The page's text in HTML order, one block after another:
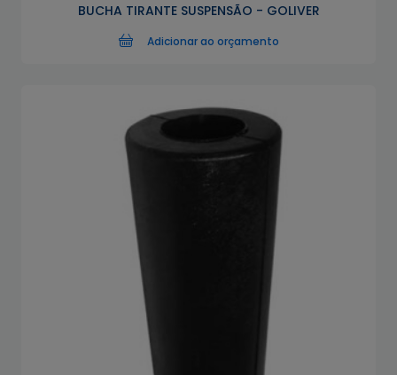
BUCHA TIRANTE SUSPENSÃO - GOLIVER
Adicionar ao orçamento